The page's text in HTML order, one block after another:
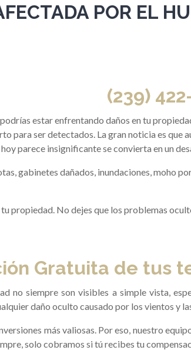
POR EL
(239)
estar enfrentando daños en tu
para ser detectados. La gran noticia es
parece insignificante se convierta en un
gabinetes dañados, inundaciones, moho
propiedad. No dejes que los problemas
Gratuita de tus
no siempre son visibles a simple vista,
daño oculto causado por los vientos y
más valiosas. Por eso, nuestro
solo cobramos si tú recibes tu